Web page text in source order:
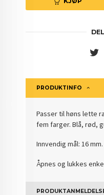
PRODUKTINFO
Passer til høns lette
fem farger. Blå, rød,
Innvendig mål: 16 mm.
Åpnes og lukkes